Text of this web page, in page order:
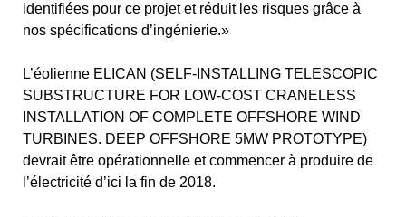
identifiées pour ce projet et réduit les risques grâce à
nos spécifications d’ingénierie.»
L’éolienne ELICAN (SELF-INSTALLING TELESCOPIC
SUBSTRUCTURE FOR LOW-COST CRANELESS
INSTALLATION OF COMPLETE OFFSHORE WIND
TURBINES. DEEP OFFSHORE 5MW PROTOTYPE)
devrait être opérationnelle et commencer à produire de
l’électricité d’ici la fin de 2018.